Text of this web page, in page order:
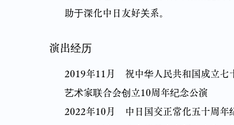
助于深化中日友好关系。
演出经历
2019年11月 祝中华人民共和国成立七
艺术家联合会创立10周年纪念公演
2022年10月 中日国交正常化五十周年